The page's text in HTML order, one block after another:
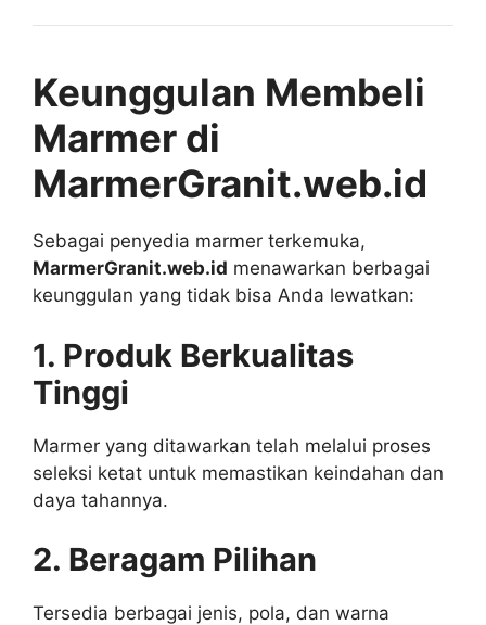
Keunggulan Membeli
Marmer di
MarmerGranit.web.id
Sebagai penyedia marmer terkemuka,
MarmerGranit.web.id menawarkan berbagai
keunggulan yang tidak bisa Anda lewatkan:
1. Produk Berkualitas
Tinggi
Marmer yang ditawarkan telah melalui proses
seleksi ketat untuk memastikan keindahan dan
daya tahannya.
2. Beragam Pilihan
Tersedia berbagai jenis, pola, dan warna